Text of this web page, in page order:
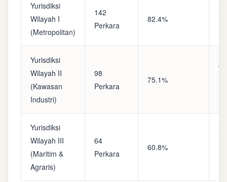
Yurisdiksi
Wilayah I
(Metropolitan)
142
Perkara
82.4%
Yurisdiksi
Wilayah II
(Kawasan
Industri)
98
Perkara
75.1%
Yurisdiksi
Wilayah III
(Maritim &
Agraris)
64
Perkara
60.8%